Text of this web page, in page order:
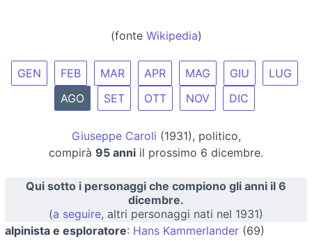
(fonte Wikipedia)
GEN FEB MAR APR MAG GIU
LUG
AGO
SET OTT NOV DIC
Giuseppe Caroli (1931), politico,
compirà 95 anni il prossimo 6 dicembre.
Qui sotto i personaggi che compiono gli anni il 6
dicembre.
(a seguire, altri personaggi nati nel 1931)
alpinista e esploratore: Hans Kammerlander (69)